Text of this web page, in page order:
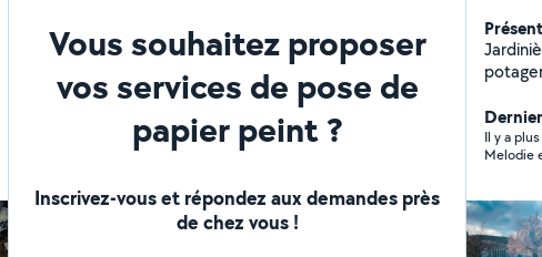
Vous souhaitez proposer
vos services de pose de
papier peint ?
Inscrivez-vous et répondez aux demandes près
de chez vous !
Il y a
Melodie